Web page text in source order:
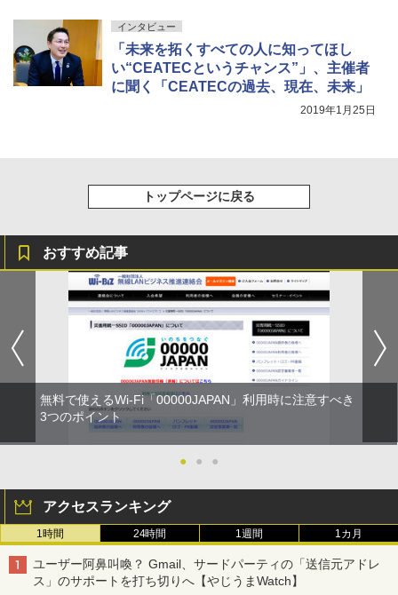
インタビュー
「未来を拓くすべての人に知ってほし
い“CEATECというチャンス”」、主催者
に聞く「CEATECの過去、現在、未来」
2019年1月25日
トップページに戻る
おすすめ記事
無料で使えるWi-Fi「00000JAPAN」利用時に注意すべき
3つのポイント
● ● ●
アクセスランキング
1時間 24時間 1週間 1カ月
ユーザー阿鼻叫喚？ Gmail、サードパーティの「送信元アドレ
ス」のサポートを打ち切りへ【やじうまWatch】